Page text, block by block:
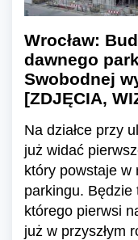
Wrocław:
dawnego
Swobodnej
[ZDJĘCIA,
Na działce przy
już widać
który powstaje w
parkingu. Będzie
którego pierwsi
już w przyszłym